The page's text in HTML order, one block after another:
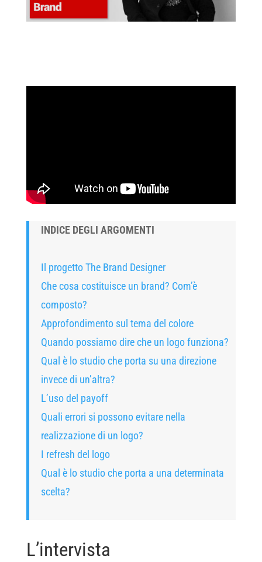
INDICE DEGLI ARGOMENTI
Il progetto The Brand Designer
Che cosa costituisce un brand? Com’è
composto?
Approfondimento sul tema del colore
Quando possiamo dire che un logo funziona?
Qual è lo studio che porta su una direzione
invece di un’altra?
L’uso del payoff
Quali errori si possono evitare nella
realizzazione di un logo?
I refresh del logo
Qual è lo studio che porta a una determinata
scelta?
L’intervista